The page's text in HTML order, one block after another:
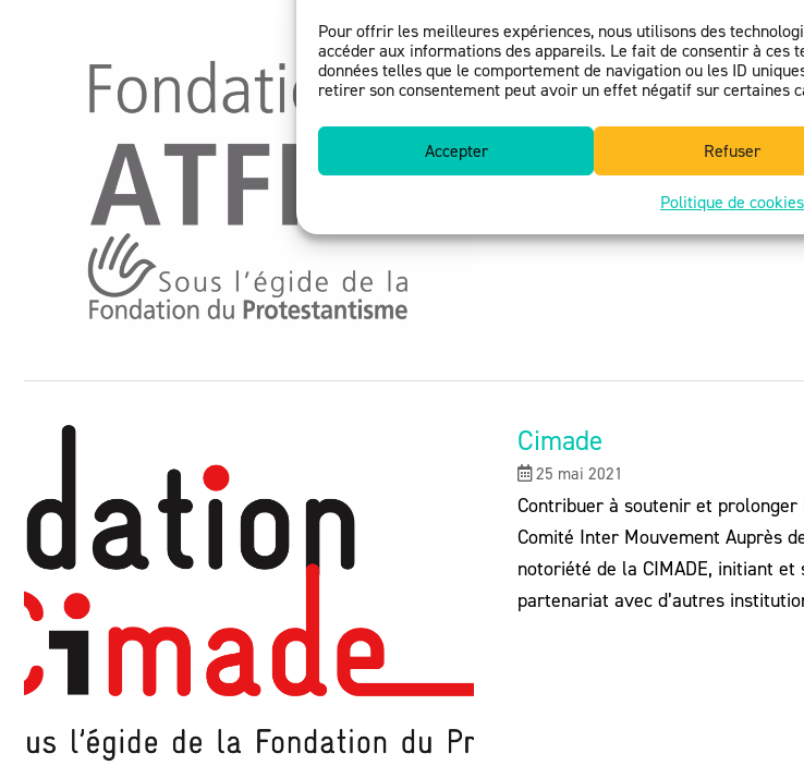
Pour offrir les meilleures expériences, nous utilisons des
accéder aux informations des appareils. Le fait de consentir à ces
données telles que le comportement de navigation ou les ID
retirer son consentement peut avoir un effet négatif sur certaines
Accepter Refuser
Politique de cookies
ATFPO
25 mai 2021
Soutenir l’ATFPO et ses
protection (tutelle, curatelle,
Cimade
25 mai 2021
Contribuer à soutenir et prolonger
Comité Inter Mouvement Auprès
notoriété de la CIMADE, initiant
partenariat avec d’autres